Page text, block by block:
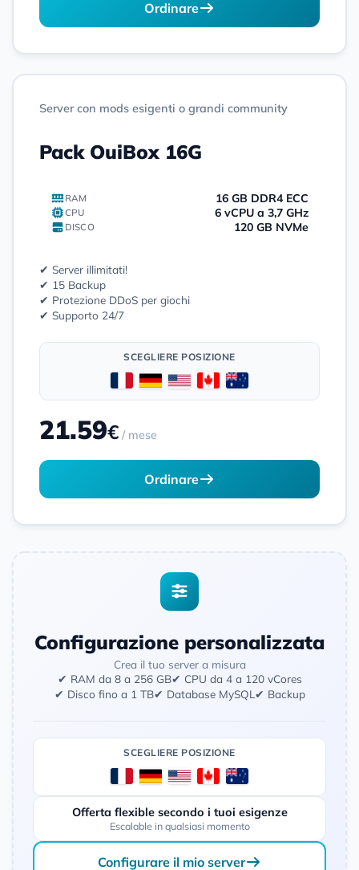
Ordinare
Server con mods esigenti o grandi community
Pack OuiBox 16G
RAM 16 GB DDR4 ECC
CPU 6 vCPU a 3,7 GHz
DISCO 120 GB NVMe
✔ Server illimitati!
✔ 15 Backup
✔ Protezione DDoS per giochi
✔ Supporto 24/7
SCEGLIERE POSIZIONE
21.59€ / mese
Ordinare
Configurazione personalizzata
Crea il tuo server a misura
✔ RAM da 8 a 256 GB✔ CPU da 4 a 120 vCores
✔ Disco fino a 1 TB✔ Database MySQL ✔ Backup
SCEGLIERE POSIZIONE
Offerta flexible secondo i tuoi esigenze
Escalable in qualsiasi momento
Configurare il mio server